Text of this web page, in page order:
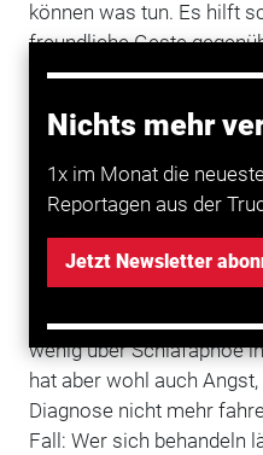
Nichts mehr
1x im Monat die
Reportagen aus der
Jetzt Newsletter
können was tun. Es hilft
freundliche Geste
macht und nicht
Bundesverbands
Schlafstörungen
Selbsthilfen. Was ist
Chefs, Fahrer und die
wenig über Schlafapnoe
hat aber wohl auch
Diagnose nicht mehr
Fall: Wer sich behandeln